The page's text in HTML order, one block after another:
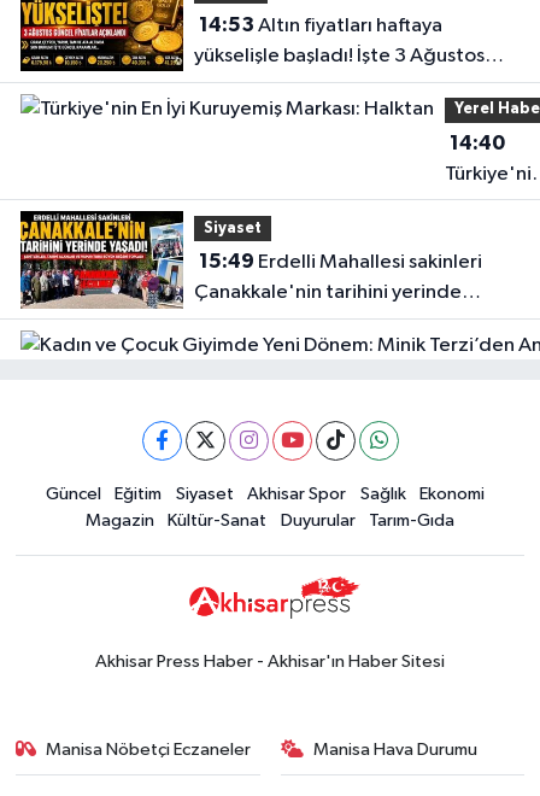
14:53
yükselişle başladı! İşte 3 Ağustos
güncel fiyatlar
Yerel
14:40
En İyi
Markası:
Halktan
Siyaset
15:49
Çanakkale'nin tarihini yerinde
yaşadı
Güncel
18:57Akhisar'da Atatürk
Mahallesi'nde yine 6 saatlik elektrik
kesintisi
18:50Akhisar'da Cumhuriyet
Güncel Eğitim Siyaset Akhisar Spor Sağlık
Ekonomi
Magazin
Kültür-Sanat Duyurular Tarım-Gıda
Akhisar Press Haber - Akhisar'ın Haber Sitesi
Manisa Nöbetçi Eczaneler Manisa Hava Durumu